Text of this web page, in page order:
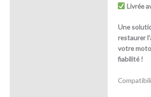
Livrée
Une
restaurer
votre
fiabilité !